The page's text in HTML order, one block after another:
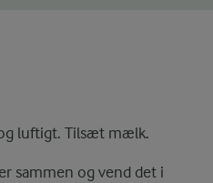
luftigt. Tilsæt mælk.
sammen og vend det i